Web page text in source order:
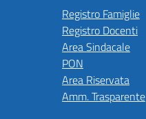
Registro Famiglie
Registro Docenti
Area Sindacale
PON
Area Riservata
Amm. Trasparente